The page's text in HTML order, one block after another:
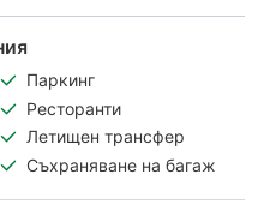
Паркинг
Ресторанти
Летищен трансфер
Съхраняване на багаж